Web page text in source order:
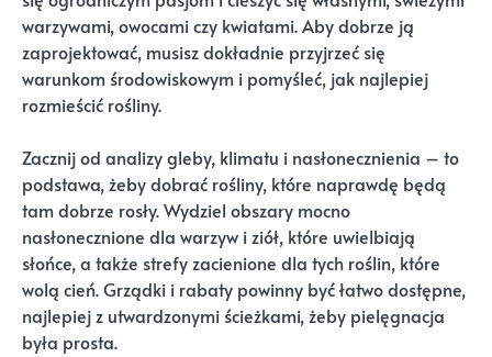
warzywami, owocami czy kwiatami. Aby dobrze ją
zaprojektować, musisz dokładnie przyjrzeć się
warunkom środowiskowym i pomyśleć, jak najlepiej
rozmieścić rośliny.
Zacznij od analizy gleby, klimatu i nasłonecznienia – to
podstawa, żeby dobrać rośliny, które naprawdę będą
tam dobrze rosły. Wydziel obszary mocno
nasłonecznione dla warzyw i ziół, które uwielbiają
słońce, a także strefy zacienione dla tych roślin, które
wolą cień. Grządki i rabaty powinny być łatwo dostępne,
najlepiej z utwardzonymi ścieżkami, żeby pielęgnacja
była prosta.